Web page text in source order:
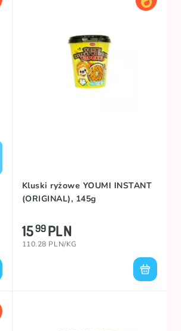
Kluski ryżowe YOUMI INSTANT
(ORIGINAL), 145g
1599PLN
110.28 PLN/KG